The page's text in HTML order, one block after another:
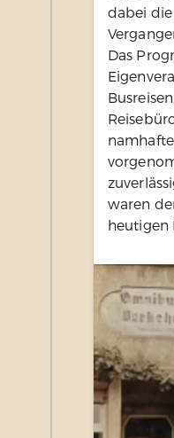
dabei
Das
waren
heutigen